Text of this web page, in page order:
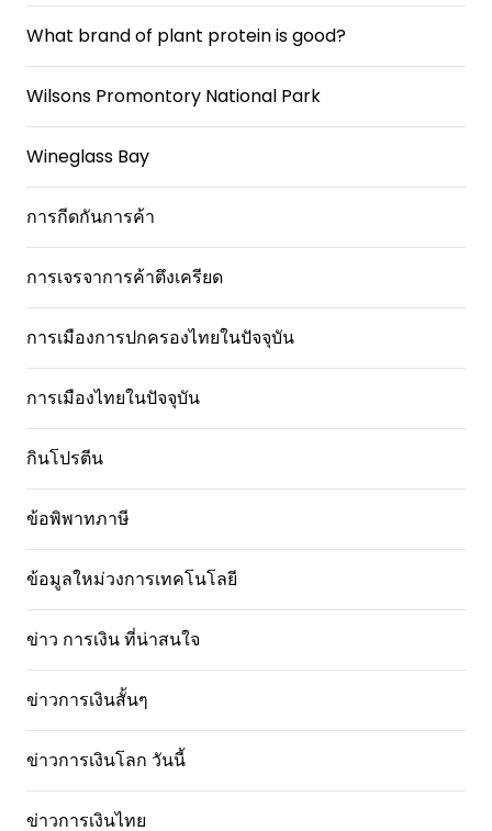
What brand of plant protein is good?
Wilsons Promontory National Park
Wineglass Bay
การกีดกันการค้า
การเจรจาการค้าตึงเครียด
การเมืองการปกครองไทยในปัจจุบัน
การเมืองไทยในปัจจุบัน
กินโปรตีน
ข้อพิพาทภาษี
ข้อมูลใหม่วงการเทคโนโลยี
ข่าว การเงิน ที่น่าสนใจ
ข่าวการเงินสั้นๆ
ข่าวการเงินโลก วันนี้
ข่าวการเงินไทย